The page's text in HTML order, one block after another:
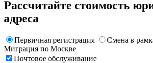
Рассчитайте стоимость
адреса
Первичная регистрация
Смена в
Миграция по Москве
Почтовое обслуживание